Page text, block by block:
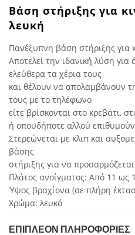
Βάση στήριξης για
λευκή
Πανέξυπνη βάση στήριξης για
Αποτελεί την ιδανική λύση
ελεύθερα τα χέρια τους
και θέλουν να απολαμβάνουν
τους με το τηλέφωνο
είτε βρίσκονται στο κρεβάτι,
ή οπουδήποτε αλλού
Στερεώνεται με κλιπ και
βάσης
στήριξης για να
Πλάτος ανοίγματος: Από 11 ως
Ύψος βραχίονα (σε πλήρη
Χρώμα: λευκό
ΕΠΙΠΛΈΟΝ ΠΛΗΡΟΦΟΡΊΕΣ